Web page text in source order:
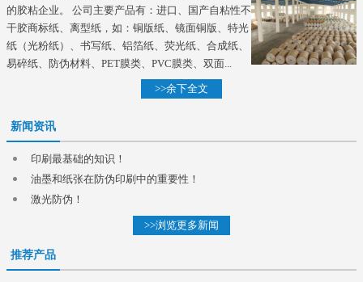
的胶粘企业。 公司主要产品有：进口、国产自粘性不
干胶商标纸、离型纸，如：铜版纸、镜面铜版、特光
纸（光粉纸）、书写纸、铝箔纸、荧光纸、合成纸、
易碎纸、防伪材料、PET膜类、PVC膜类、双面...
>>余下全文
新闻资讯
印刷最基础的知识！
油墨和纸张在防伪印刷中的重要性！
激光防伪！
>>浏览更多新闻
推荐产品